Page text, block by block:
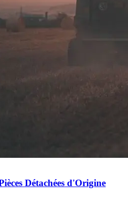
Détachées d'Origine